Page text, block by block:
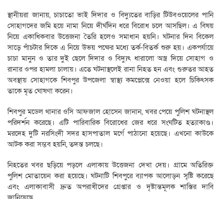
স্থানীয়রা জানায়, চাচাতো ভাই দিদার ও বিদ্যুতের বাড়ির টিউবওয়েলের পানি
সোহাগদের জমি হয়ে নামা নিয়ে দীর্ঘদিন ধরে বিরোধ চলে আসছিল। এ বিষয়
নিয়ে একাধিকবার উত্তেজনা তৈরি হলেও সমাধান হয়নি। ঘটনার দিন বিকেল
সাড়ে পাঁচটার দিকে এ নিয়ে উভয় পক্ষের মধ্যে তর্ক-বিতর্ক শুরু হয়। একপর্যায়ে
চাচা মানুন ও তার দুই ছেলে দিদার ও বিদ্যুৎ ধারালো অস্ত্র দিয়ে সোহাগ ও
রানার ওপর হামলা চালায়। এতে ঘটনাস্থলেই রানা নিহত হন এবং গুরুতর আহত
অবস্থায় সোহাগকে শিবপুর উপজেলা স্বাস্থ্য কমপ্লেক্সে নেওয়া হলে চিকিৎসক
তাকে মৃত ঘোষণা করেন।
শিবপুর মডেল থানার ওসি আফজাল হোসেন জানান, খবর পেয়ে পুলিশ ঘটনাস্থল
পরিদর্শন করেছে। এটি পারিবারিক বিরোধের জের ধরে সংঘটিত হত্যাকাণ্ড।
মরদেহ দুটি নরসিংদী সদর হাসপাতাল মর্গে পাঠানো হয়েছে। এখনো কাউকে
আটক করা সম্ভব হয়নি, তদন্ত চলছে।
নিহতের খবর ছড়িয়ে পড়লে এলাকায় উত্তেজনা দেখা দেয়। গ্রামে অতিরিক্ত
পুলিশ মোতায়েন করা হয়েছে। ঘটনাটি শিবপুরে ব্যাপক আলোড়ন সৃষ্টি করেছে
এবং এলাকাবাসী দ্রুত অপরাধীদের গ্রেপ্তার ও দৃষ্টান্তমূলক শাস্তির দাবি